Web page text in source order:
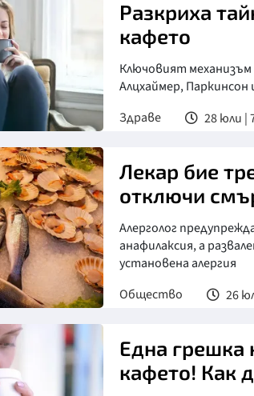
Разкриха
кафето
Ключовият механизъм
Алцхаймер,
Здраве
28 юли |
Лекар бие
отключи
Алерголог
анафилаксия, а
установена алергия
Общество
26
Една грешка
кафето! Как